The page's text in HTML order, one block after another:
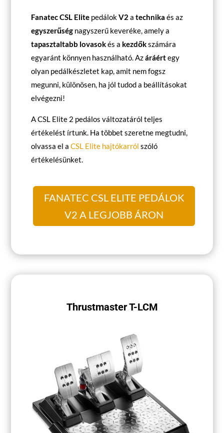
Fanatec CSL Elite pedálokV2 atechnikaés az
egyszerűség nagyszerű keveréke, amely a
tapasztaltabb lovasokés a kezdőkszámára
egyaránt könnyen használható. Azáráértegy
olyan pedálkészletet kap, amit nem fogsz
megunni, különösen, ha jól tudod a beállításokat
elvégezni!
A CSL Elite 2 pedálos változatáról teljes
értékelést írtunk. Ha többet szeretne megtudni,
olvassa el aCSL Elite hajtókarról szóló
értékelésünket.
FANATEC CSL ELITE PEDÁLOK
V2 A LEGJOBB ÁRON
Thrustmaster T-LCM